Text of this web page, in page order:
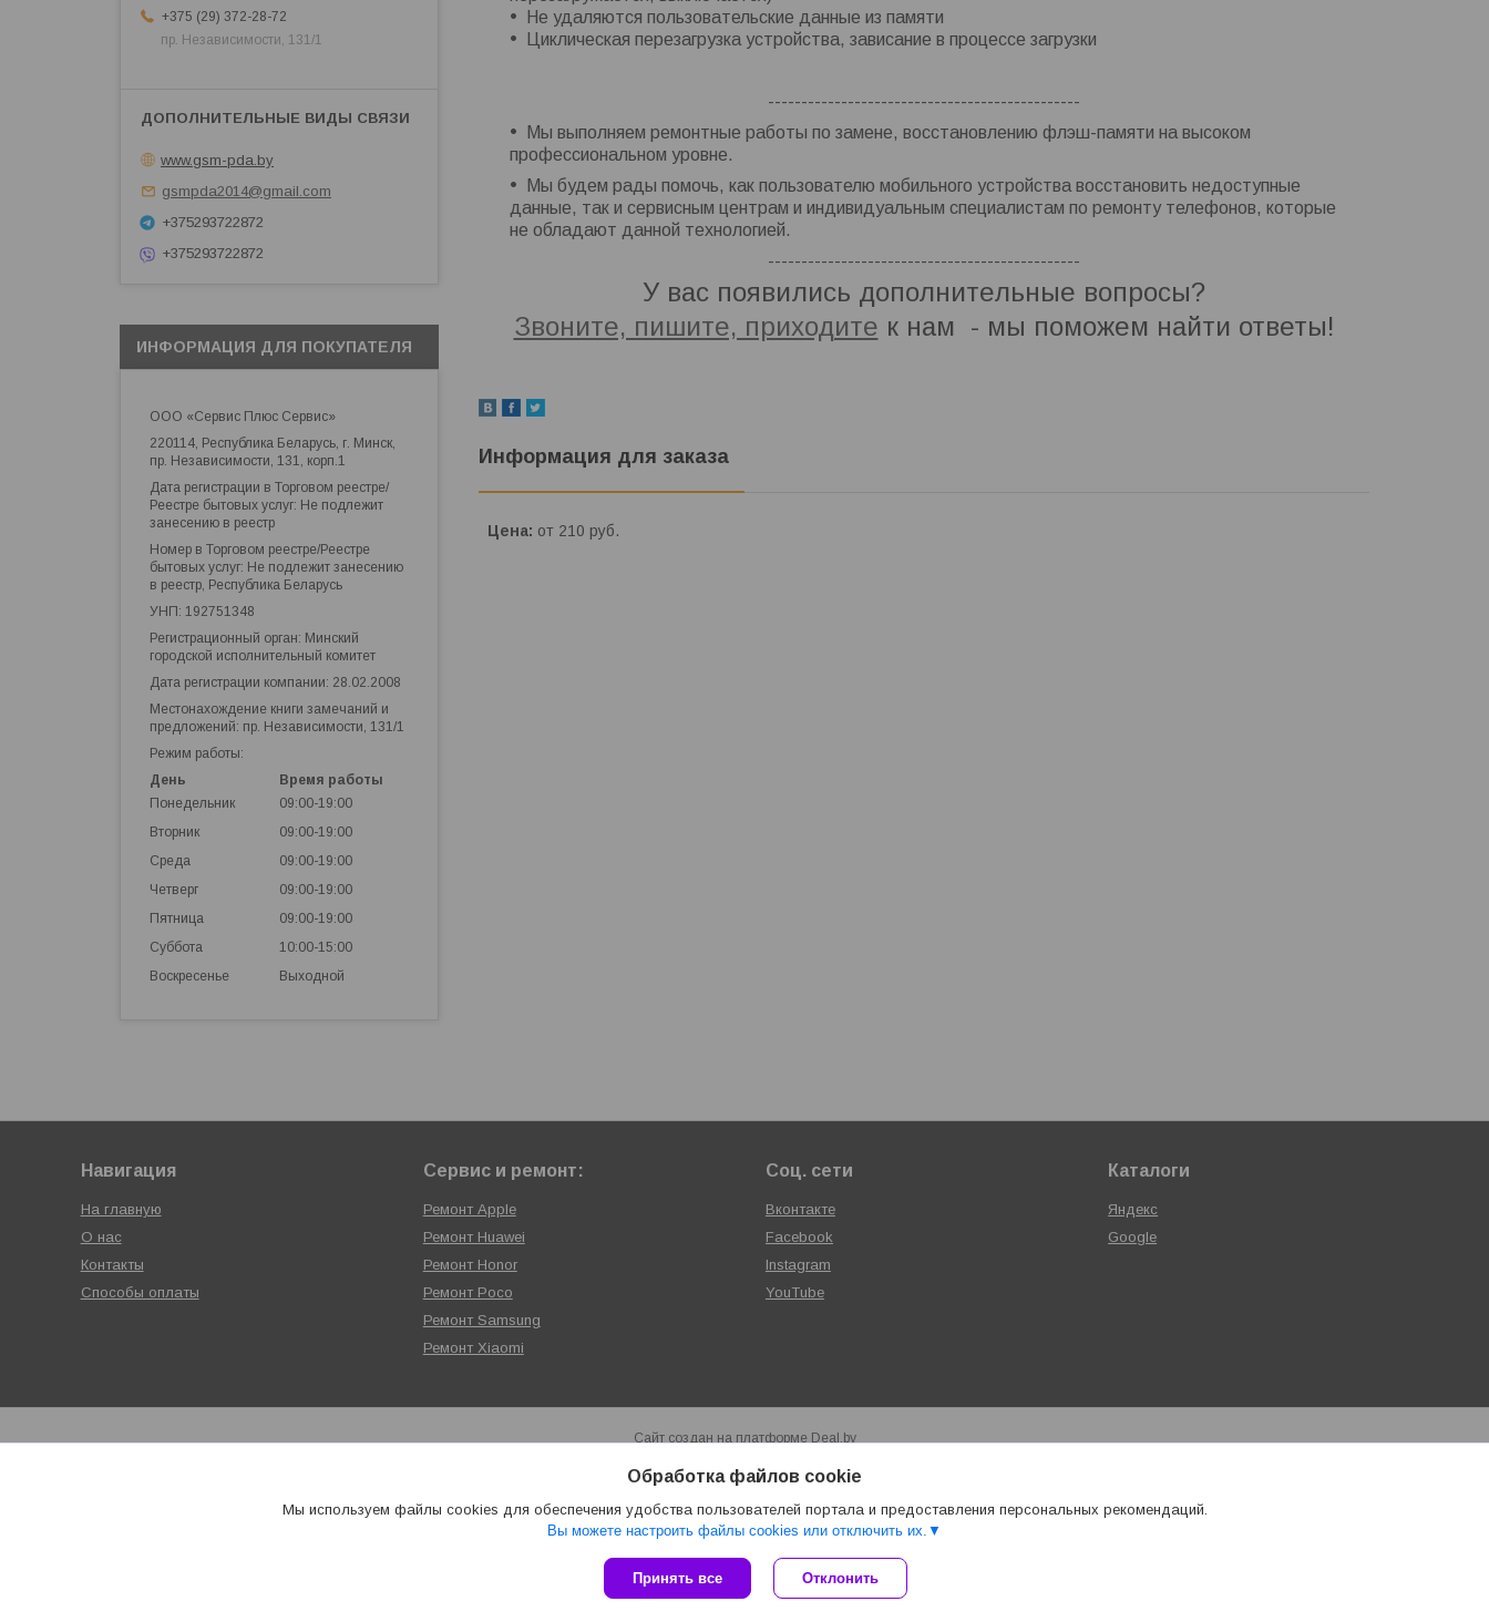
Не удаляются пользовательские данные из памяти
Циклическая перезагрузка устройства, зависание в процессе загрузки
-----------------------------------------------
Мы выполняем ремонтные работы по замене, восстановлению флэш-памяти на высоком
профессиональном уровне.
Мы будем рады помочь, как пользователю мобильного устройства восстановить недоступные
данные, так и сервисным центрам и индивидуальным специалистам по ремонту телефонов, которые
не обладают данной технологией.
-----------------------------------------------
У вас появились дополнительные вопросы?
Звоните, пишите, приходите к нам - мы поможем найти ответы!
Информация для заказа
Цена: от 210 руб.
+375 (29) 372-28-72
пр. Независимости, 131/1
www.gsm-pda.by
gsmpda2014@gmail.com
+375293722872
+375293722872
ИНФОРМАЦИЯ ДЛЯ ПОКУПАТЕЛЯ
ООО «Сервис Плюс Сервис»
220114, Республика Беларусь, г. Минск,
пр. Независимости, 131, корп.1
Дата регистрации в Торговом реестре/
Реестре бытовых услуг: Не подлежит
занесению в реестр
Номер в Торговом реестре/Реестре
бытовых услуг: Не подлежит занесению
в реестр, Республика Беларусь
УНП: 192751348
Регистрационный орган: Минский
городской исполнительный комитет
Дата регистрации компании: 28.02.2008
Местонахождение книги замечаний и
предложений: пр. Независимости, 131/1
Режим работы:
День
Время работы
Понедельник
09:00-19:00
Вторник
09:00-19:00
Среда
09:00-19:00
Четверг
09:00-19:00
Пятница
09:00-19:00
Суббота
10:00-15:00
Воскресенье
Выходной
Навигация
На главную
О нас
Контакты
Способы оплаты
Сервис и ремонт:
Ремонт Apple
Ремонт Huawei
Ремонт Honor
Ремонт Poco
Ремонт Samsung
Ремонт Xiaomi
Соц. сети
Вконтакте
Facebook
Instagram
YouTube
Каталоги
Яндекс
Google
Сайт создан на платформе Deal.by
Обработка файлов cookie
Мы используем файлы cookies для обеспечения удобства пользователей портала и предоставления персональных рекомендаций.
Вы можете настроить файлы cookies или отключить их.
Принять все Отклонить
Сервисный центр «ХАЙТЕКСЕРВИС» |Пожаловаться на контент